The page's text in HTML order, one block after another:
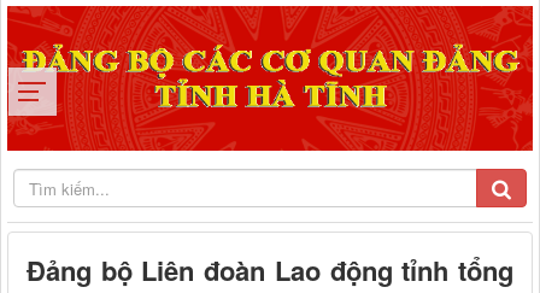
Đảng bộ Liên đoàn Lao động tỉnh tổng